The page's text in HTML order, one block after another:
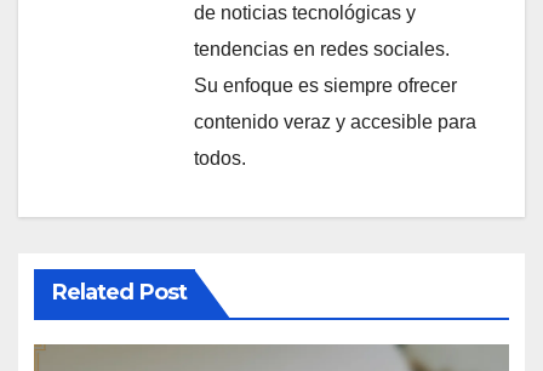
de noticias tecnológicas y
tendencias en redes sociales.
Su enfoque es siempre ofrecer
contenido veraz y accesible para
todos.
Related Post